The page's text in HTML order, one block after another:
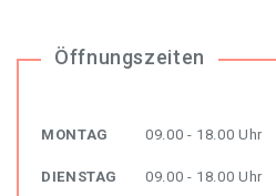
Öffnungszeiten
MONTAG 09.00 - 18.00 Uhr
DIENSTAG 09.00 - 18.00 Uhr